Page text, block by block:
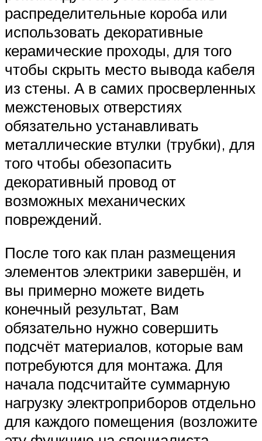
распределительные короба или
использовать декоративные
керамические проходы, для того
чтобы скрыть место вывода кабеля
из стены. А в самих просверленных
межстеновых отверстиях
обязательно устанавливать
металлические втулки (трубки), для
того чтобы обезопасить
декоративный провод от
возможных механических
повреждений.
После того как план размещения
элементов электрики завершён, и
вы примерно можете видеть
конечный результат, Вам
обязательно нужно совершить
подсчёт материалов, которые вам
потребуются для монтажа. Для
начала подсчитайте суммарную
нагрузку электроприборов отдельно
для каждого помещения (возложите